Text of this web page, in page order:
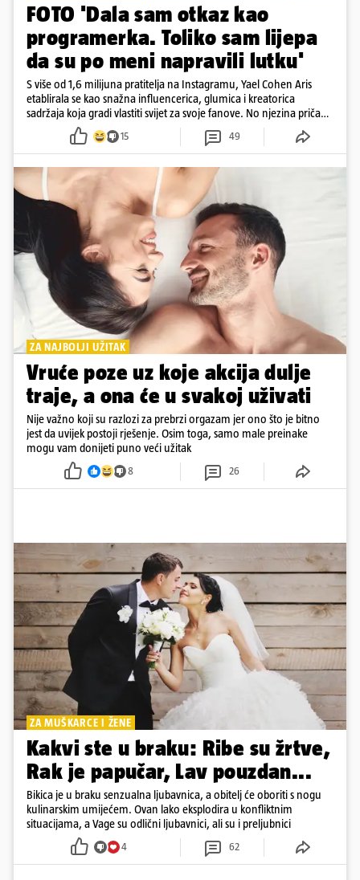
FOTO 'Dala sam otkaz kao
programerka. Toliko sam lijepa
da su po meni napravili lutku'
S više od 1,6 milijuna pratitelja na Instagramu, Yael Cohen Aris
etablirala se kao snažna influencerica, glumica i kreatorica
sadržaja koja gradi vlastiti svijet za svoje fanove. No njezina priča
pokazuje da online slava dolazi i s neočekivanim izazovima
15 49
ZA NAJBOLJI UŽITAK
Vruće poze uz koje akcija dulje
traje, a ona će u svakoj uživati
Nije važno koji su razlozi za prebrzi orgazam jer ono što je bitno
jest da uvijek postoji rješenje. Osim toga, samo male preinake
mogu vam donijeti puno veći užitak
8 26
ZA MUŠKARCE I ŽENE
Kakvi ste u braku: Ribe su žrtve,
Rak je papučar, Lav pouzdan...
Bikica je u braku senzualna ljubavnica, a obitelj će oboriti s nogu
kulinarskim umijećem. Ovan lako eksplodira u konfliktnim
situacijama, a Vage su odlični ljubavnici, ali su i preljubnici
4 62